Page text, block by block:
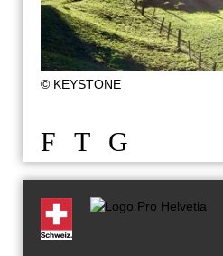
© KEYSTONE
F T G